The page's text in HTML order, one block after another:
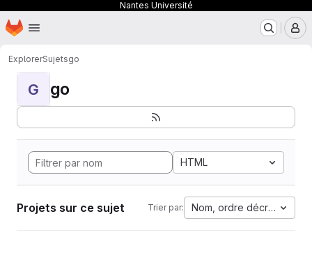
Nantes Université
Passer au contenu principal
Page d'accueil
ExplorerSujetsgo
G go
HTML
Projets sur ce sujet Trier par: Nom, ordre décroissant